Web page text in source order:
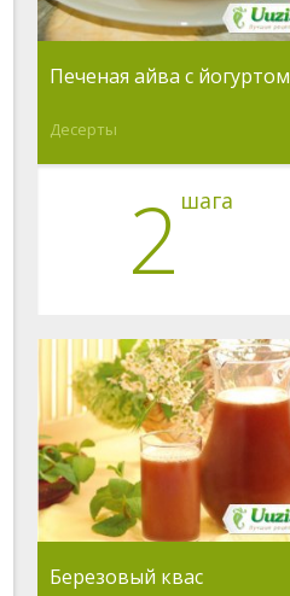
Печеная айва с йогуртом
Десерты
2 шага
Березовый квас